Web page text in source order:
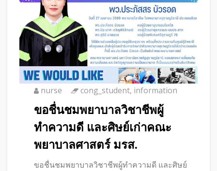
nurse cong_student, information
ขอชื่นชมพยาบาลวิชาชีพผู้
ทำความดี และศิษย์เก่าคณะ
พยาบาลศาสตร์ มรส.
ขอชื่นชมพยาบาลวิชาชีพผู้ทำความดี และศิษย์